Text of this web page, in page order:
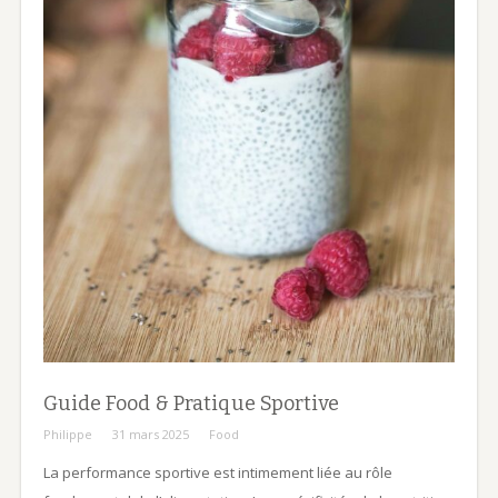
Guide Food & Pratique Sportive
Philippe 31 mars 2025 Food
La performance sportive est intimement liée au rôle